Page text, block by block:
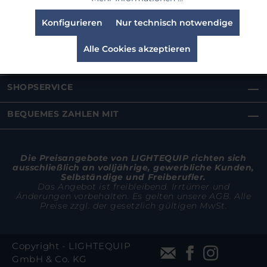
SHOPINFOS
SHOPSERVICE
BEQUEMES ZAHLEN MIT
Die Preisangebote von LIGHTEQUIP richten sich
ausschließlich an volljährige, gewerbliche Kunden,
Selbständige und Freiberufler.
Das Angebot ist freibleibend. Irrtümer und
Änderungen vorbehalten. Es gelten unsere AGB. Alle
Preise zzgl. der gesetzlich gültigen MwSt.
Copyright - LIGHTEQUIP
GmbH & Co. KG
Nur technisch notwendige
Konfigurieren
Alle Cookies akzeptieren